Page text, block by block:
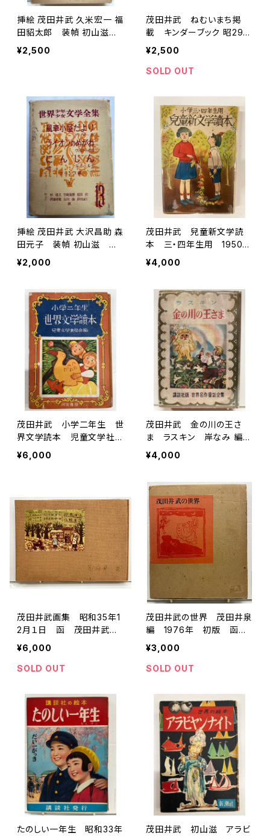
挿絵 茂田井武 久米宏一 福
田貂太郎 装幀 初山滋
世界少年少女文学全集44
日本編４ 1956年 創
¥2,500
茂田井武 ねむいまち掲
載 キンダーブック 昭29（1
954年） フレーベル館
¥2,500
SOLD OUT
挿絵 茂田井武 大沢昌助 森
田元子 装幀 初山滋 世
界少年少女文学全集13 フ
ランス編3 1953年 創元
¥2,000
茂田井武 兒童新文学読
本 三・四年生用 1950
年 初版 愛兒出版社刊
¥4,000
茂田井武 小学二年生 世
界文学読本 児童文学社協
会編 1950年初版の1951
年３刷 河出書房
¥6,000
茂田井武 金の川の王さ
ま ラスキン 岸なみ 編
著 1954年（昭29）初版
カバーコピー 講談社
¥4,000
茂田井武画集 昭和35年1
2月１日 函 茂田井武画
集刊行会
¥6,000
SOLD OUT
茂田井武の世界 茂田井泉
編 1976年 初版 函
すばる書房
¥3,000
SOLD OUT
たのしい一年生 昭和33年 茂田井武 初山滋 アラビ